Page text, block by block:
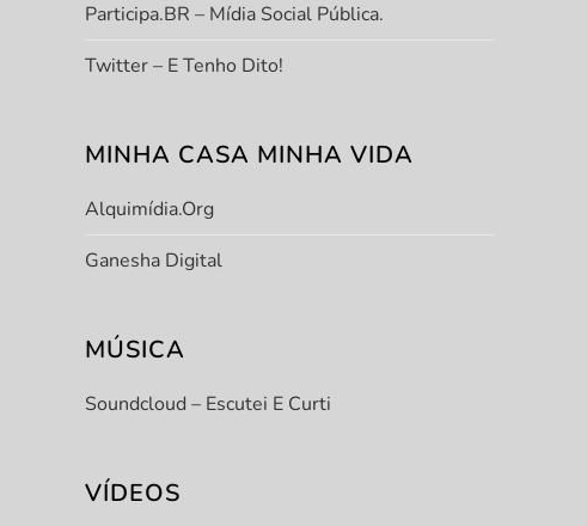
Participa.BR – Mídia Social Pública.
Twitter – E Tenho Dito!
MINHA CASA MINHA VIDA
Alquimídia.org
Ganesha Digital
MÚSICA
Soundcloud – Escutei E Curti
VÍDEOS